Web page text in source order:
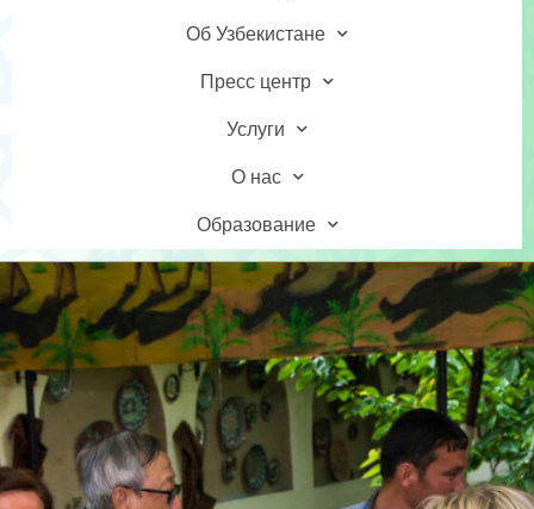
Об Узбекистане
Пресс центр
Услуги
О нас
Образование